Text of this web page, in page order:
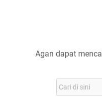
Agan dapat